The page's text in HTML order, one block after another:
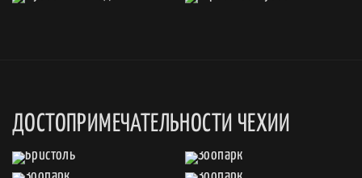
ДОСТОПРИМЕЧАТЕЛЬНОСТИ ЧЕХИИ